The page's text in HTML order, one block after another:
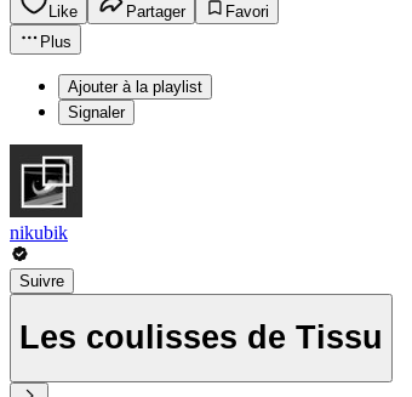
Like Partager
Favori
Plus
Ajouter à la playlist
Signaler
nikubik
Suivre
Les coulisses de Tissu